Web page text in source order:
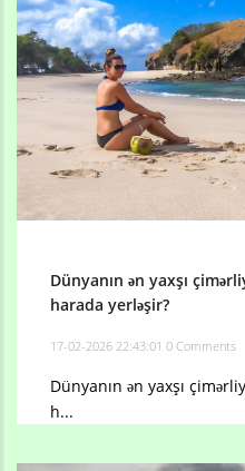
Dünyanın ən yaxşı
harada yerləşir?
17-02-2026 22:43:01 0 Comments
Dünyanın ən yaxşı
h...